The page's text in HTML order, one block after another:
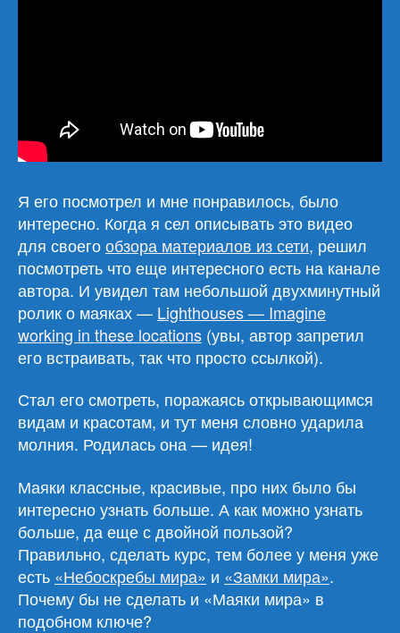
Я его посмотрел и мне понравилось, было
интересно. Когда я сел описывать это видео
для своегообзора материалов из сети, решил
посмотреть что еще интересного есть на канале
автора. И увидел там небольшой двухминутный
ролик о маяках — Lighthouses — Imagine
working in these locations (увы, автор запретил
его встраивать, так что просто ссылкой).
Стал его смотреть, поражаясь открывающимся
видам и красотам, и тут меня словно ударила
молния. Родилась она — идея!
Маяки классные, красивые, про них было бы
интересно узнать больше. А как можно узнать
больше, да еще с двойной пользой?
Правильно, сделать курс, тем более у меня уже
есть «Небоскребы мира» и «Замки мира».
Почему бы не сделать и «Маяки мира» в
подобном ключе?